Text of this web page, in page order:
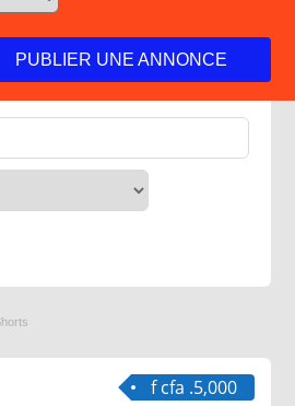
PUBLIER UNE ANNONCE
f cfa .5,000